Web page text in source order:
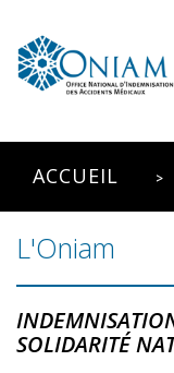
ACCUEIL
L'Oniam
SOLIDARITÉ